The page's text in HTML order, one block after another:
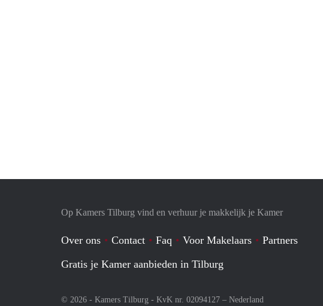
Op Kamers Tilburg vind en verhuur je makkelijk je Kamer
Over ons Contact Faq Voor Makelaars
Partners
Gratis je Kamer aanbieden in Tilburg
© 2026 - Kamers Tilburg - KvK nr. 02094127 – Nederland